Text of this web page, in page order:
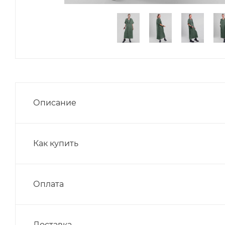
Описание
Как купить
Оплата